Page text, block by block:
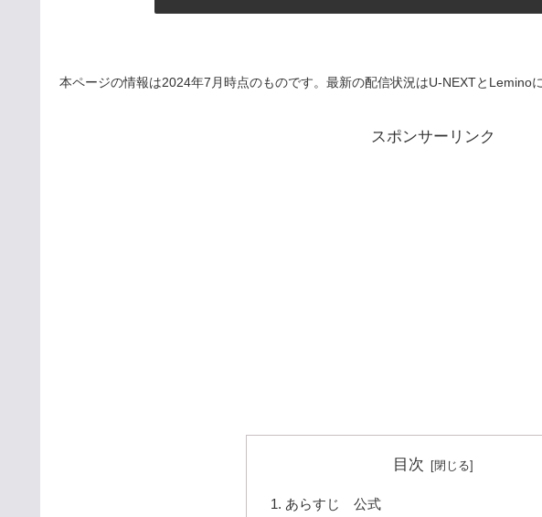
本ページの情報は2024年7月時点のものです。最新の配信状況はU-NEXTとLemino
スポンサーリンク
目次
あらすじ 公式